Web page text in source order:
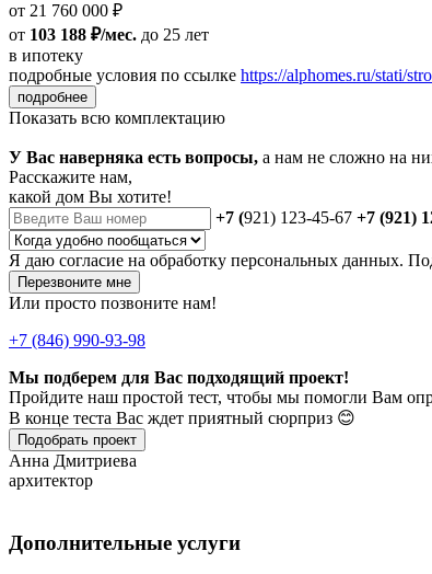
от 21 760 000 ₽
от 103 188 ₽/мес. до 25 лет
в ипотеку
подробные условия по ссылке https://alphomes.ru/stati/
подробнее
Показать всю комплектацию
У Вас наверняка есть вопросы, а нам не сложно на
Расскажите нам,
какой дом Вы хотите!
+7 (921) 123-45-67 +7 (921)
Я даю согласие на обработку персональных данных.
Перезвоните мне
Или просто позвоните нам!
+7 (846) 990-93-98
Мы подберем для Вас подходящий проект!
Пройдите наш простой тест, чтобы мы помогли Вам
В конце теста Вас ждет приятный сюрприз 😊
Подобрать проект
Анна Дмитриева
архитектор
Дополнительные услуги